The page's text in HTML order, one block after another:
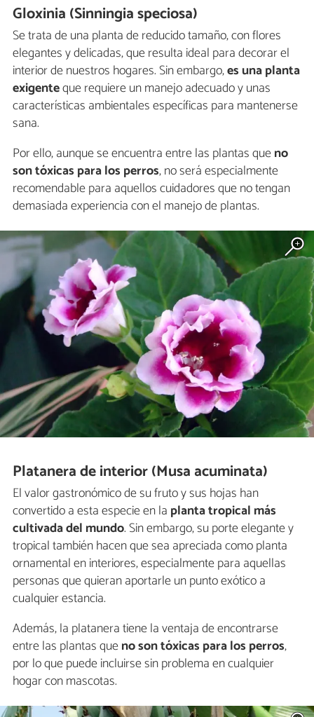
Gloxinia (Sinningia speciosa)
Se trata de una planta de reducido tamaño, con flores
elegantes y delicadas, que resulta ideal para decorar el
interior de nuestros hogares. Sin embargo,es una planta
exigenteque requiere un manejo adecuado y unas
características ambientales específicas para mantenerse
sana.
Por ello, aunque se encuentra entre las plantas queno
son tóxicas para los perros,no será especialmente
recomendable para aquellos cuidadores que no tengan
demasiada experiencia con el manejo de plantas.
Platanera de interior (Musa acuminata)
El valor gastronómico de su fruto y sus hojas han
convertido a esta especie en la planta tropical más
cultivada del mundo. Sin embargo, su porte elegante y
tropical también hacen que sea apreciada como planta
ornamental en interiores, especialmente para aquellas
personas que quieran aportarle un punto exótico a
cualquier estancia.
Además, la platanera tiene la ventaja de encontrarse
entre las plantas queno son tóxicas para los perros,
por lo que puede incluirse sin problema en cualquier
hogar con mascotas.